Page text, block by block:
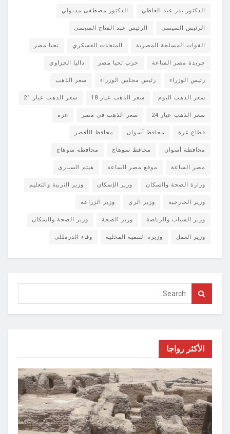
الدكتور بدر عبد العاطي الدكتور مصطفى مدبولي
الرئيس السيسي الرئيس عبد الفتاح السيسي
القوات المسلحة المصرية المتحدث العسكري تحيا مصر
جريدة مصر الساعة حزب تحيا مصر داليا الحزاوي
رئيس الوزراء رئيس مجلس الوزراء سعر الذهب
سعر الذهب اليوم سعر الذهب عيار 18 سعر الذهب عيار 21
سعر الذهب عيار 24 سعر الذهب في مصر غزة
قطاع غزة محافظ أسوان محافظ الأقصر
محافظة أسوان محافظ سوهاج محافظه سوهاج
مصر الساعة موقع مصر الساعة هيثم السنارى
وزارة الصحة والسكان وزير الإسكان وزير التربية والتعليم
وزير الخارجية وزير الري وزير الزراعة
وزير الشباب والرياضة وزير الصحة وزير الصحة والسكان
وزير العمل وزيرة التنمية المحلية وفاء الدرمللى
الأكثر رواجا